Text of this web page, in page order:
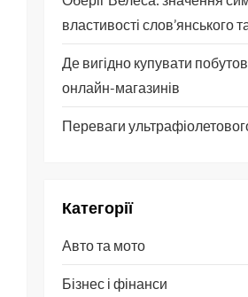
властивості слов’янського
Де вигідно купувати
онлайн-магазинів
Переваги
Категорії
Авто та мото
Бізнес і фінанси